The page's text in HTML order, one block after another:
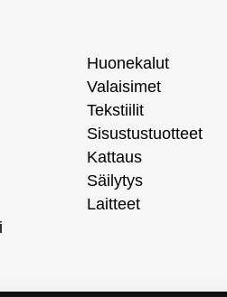
Huonekalut
Valaisimet
Tekstiilit
Sisustustuotteet
Kattaus
Säilytys
Laitteet